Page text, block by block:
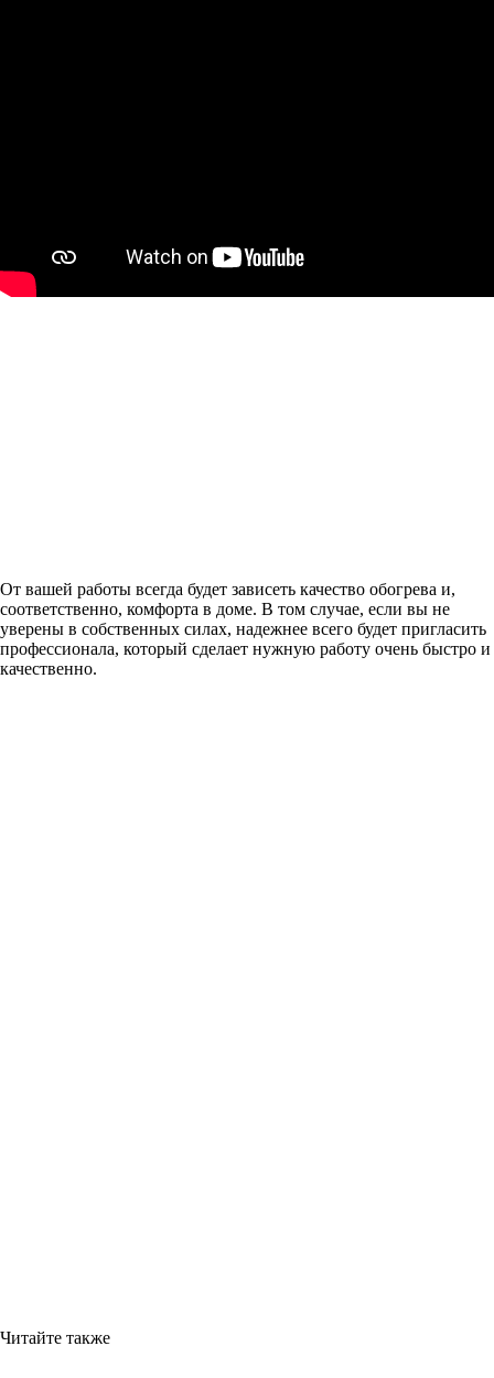
От вашей работы всегда будет зависеть качество обогрева и,
соответственно, комфорта в доме. В том случае, если вы не
уверены в собственных силах, надежнее всего будет пригласить
профессионала, который сделает нужную работу очень быстро и
качественно.
Читайте также